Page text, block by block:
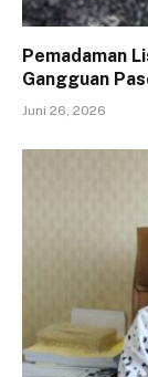
Pemadaman
Gangguan
Juni 26, 2026